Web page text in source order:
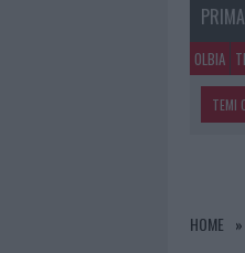
OLBIA
TEMI
7
HOME